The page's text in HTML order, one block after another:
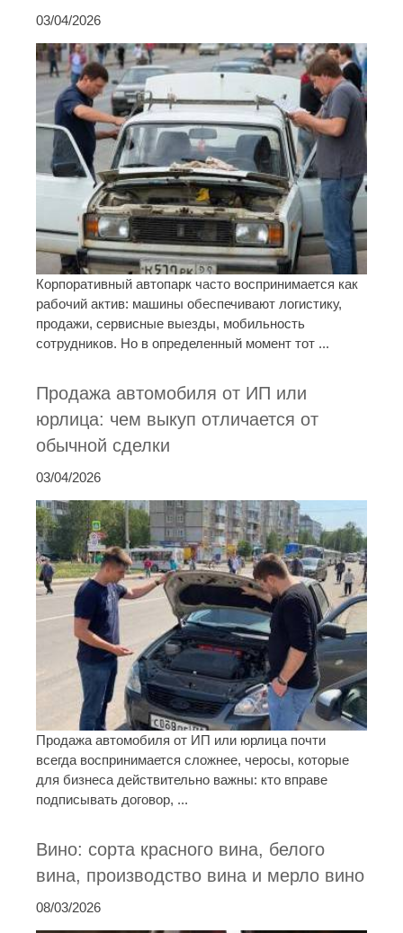
03/04/2026
Корпоративный автопарк часто воспринимается как
рабочий актив: машины обеспечивают логистику,
продажи, сервисные выезды, мобильность
сотрудников. Но в определенный момент тот ...
Продажа автомобиля от ИП или
юрлица: чем выкуп отличается от
обычной сделки
03/04/2026
Продажа автомобиля от ИП или юрлица почти
всегда воспринимается сложнее, черосы, которые
для бизнеса действительно важны: кто вправе
подписывать договор, ...
Вино: сорта красного вина, белого
вина, производство вина и мерло вино
08/03/2026